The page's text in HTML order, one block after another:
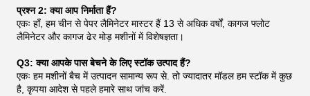
प्रश्न 2: क्या आप निर्माता हैं?
एकः हाँ, हम चीन से पेपर लैमिनेटर मास्टर हैं 13 से अधिक वर्षों, कागज फ्लोट
लैमिनेटर और कागज ढेर मोड़ मशीनों में विशेषज्ञता।
Q3: क्या आपके पास बेचने के लिए स्टॉक उत्पाद हैं?
एकः हम मशीनों बैच में उत्पादन सामान्य रूप से. तो ज्यादातर मॉडल हम स्टॉक में कुछ
है, कृपया आदेश से पहले हमारे साथ जांच करें.